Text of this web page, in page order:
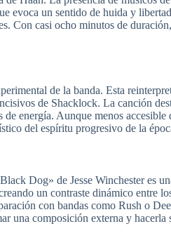
evoca un sentido de huida y
Con casi ocho minutos de
de la banda. Esta
de Shacklock. La canción
energía. Aunque menos
del espíritu progresivo de la
Dog» de Jesse Winchester es
un contraste dinámico entre
con bandas como Rush o
una composición externa y